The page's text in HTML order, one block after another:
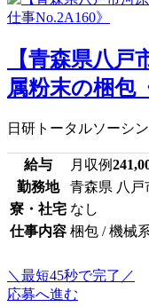
【青森県八
属粉末の梱包
日研トータルソーシ
給与 月収例
勤務地
青森県 八戸
寮・社宅 なし
仕事内容 梱包 / 機械
＼最短45秒で完了／
応募へ進む